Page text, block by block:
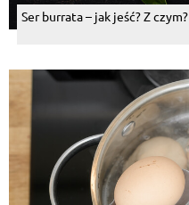
Ser burrata – jak jeść? Z czym?